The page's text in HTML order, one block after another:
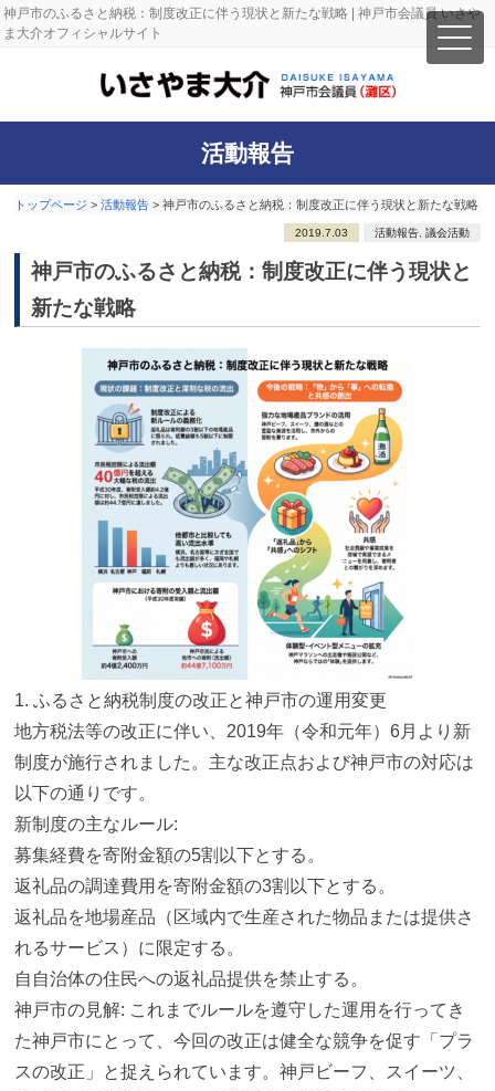
神戸市のふるさと納税：制度改正に伴う現状と新たな戦略 | 神戸市会議員 いさや
ま大介オフィシャルサイト
活動報告
トップページ >活動報告 >神戸市のふるさと納税：制度改正に伴う現状と新たな戦略
2019.7.03 活動報告, 議会活動
神戸市のふるさと納税：制度改正に伴う現状と
新たな戦略
1. ふるさと納税制度の改正と神戸市の運用変更
地方税法等の改正に伴い、2019年（令和元年）6月より新
制度が施行されました。主な改正点および神戸市の対応は
以下の通りです。
新制度の主なルール:
募集経費を寄附金額の5割以下とする。
返礼品の調達費用を寄附金額の3割以下とする。
返礼品を地場産品（区域内で生産された物品または提供さ
れるサービス）に限定する。
自自治体の住民への返礼品提供を禁止する。
神戸市の見解: これまでルールを遵守した運用を行ってき
た神戸市にとって、今回の改正は健全な競争を促す「プラ
スの改正」と捉えられています。神戸ビーフ、スイーツ、